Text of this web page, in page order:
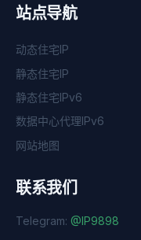
站点导航
动态住宅IP
静态住宅IP
静态住宅IPv6
数据中心代理IPv6
网站地图
联系我们
Telegram: @IP9898